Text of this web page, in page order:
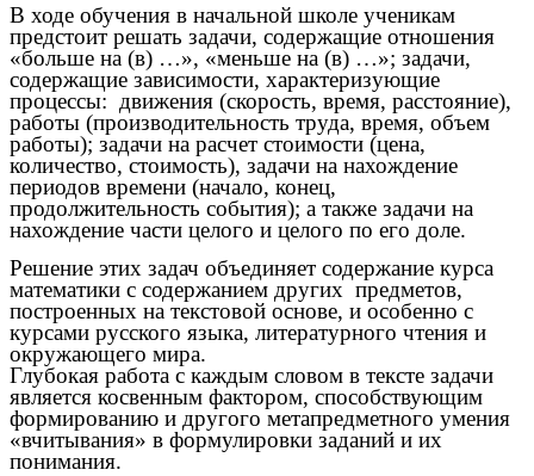
В ходе обучения в начальной школе ученикам
предстоит решать задачи, содержащие отношения
«больше на (в) …», «меньше на (в) …»; задачи,
содержащие зависимости, характеризующие
процессы: движения (скорость, время, расстояние),
работы (производительность труда, время, объем
работы); задачи на расчет стоимости (цена,
количество, стоимость), задачи на нахождение
периодов времени (начало, конец,
продолжительность события); а также задачи на
нахождение части целого и целого по его доле.
Решение этих задач объединяет содержание курса
математики с содержанием других предметов,
построенных на текстовой основе, и особенно с
курсами русского языка, литературного чтения и
окружающего мира.
Глубокая работа с каждым словом в тексте задачи
является косвенным фактором, способствующим
формированию и другого метапредметного умения
«вчитывания» в формулировки заданий и их
понимания.